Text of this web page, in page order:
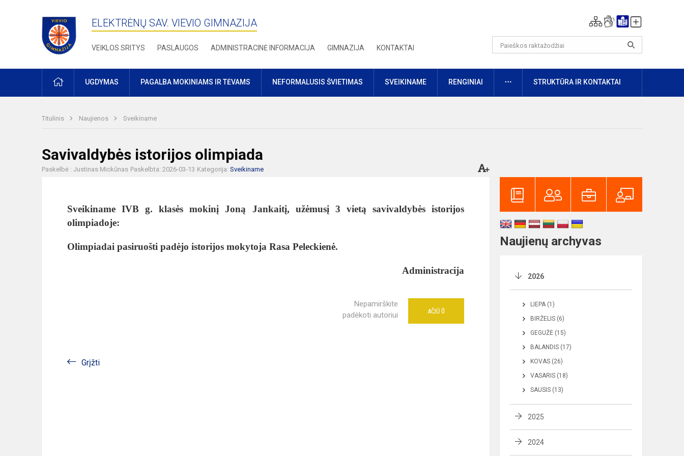
ELEKTRĖNŲ SAV. VIEVIO GIMNAZIJA
VEIKLOS SRITYS PASLAUGOS ADMINISTRACINĖ INFORMACIJA GIMNAZIJA KONTAKTAI
PRADŽIAUGDYMAS PAGALBA MOKINIAMS IR TĖVAMS NEFORMALUSIS ŠVIETIMAS SVEIKINAME RENGINIAI DAUGIAUSTRUKTŪRA IR KONTAKTAI
Titulinis Naujienos Sveikiname
Savivaldybės istorijos olimpiada
Paskelbė : Justinas Mickūnas Paskelbta: 2026-03-13 Kategorija: Sveikiname
Sveikiname IVB g. klasės mokinį Joną Jankaitį, užėmusį 3 vietą savivaldybės istorijos
olimpiadoje:
Olimpiadai pasiruošti padėjo istorijos mokytoja Rasa Peleckienė.
Administracija
Nepamirškite
padėkoti autoriui
AČIŪ 0
Grįžti
Naujienų archyvas
2026
LIEPA (1)
BIRŽELIS (6)
GEGUŽĖ (15)
BALANDIS (17)
KOVAS (26)
VASARIS (18)
SAUSIS (13)
2025
2024